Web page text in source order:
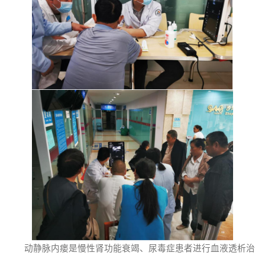
动静脉内瘘是慢性肾功能衰竭、尿毒症患者进行血液透析治